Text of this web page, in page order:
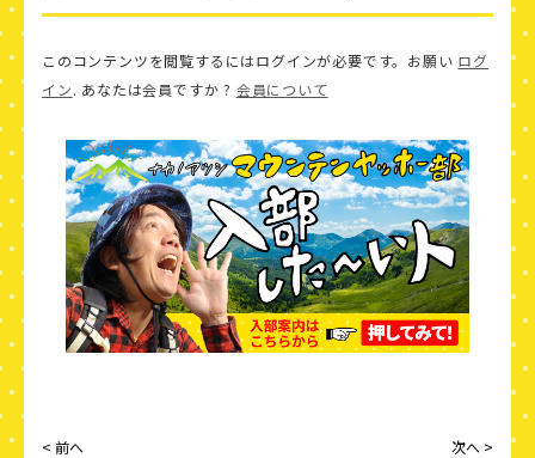
このコンテンツを閲覧するにはログインが必要です。お願い ログ
イン. あなたは会員ですか ? 会員について
< 前へ 次へ >